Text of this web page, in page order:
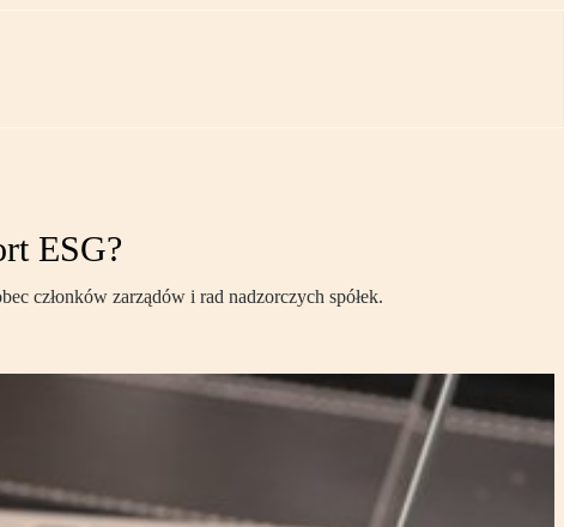
ESG?
członków zarządów i rad nadzorczych spółek.